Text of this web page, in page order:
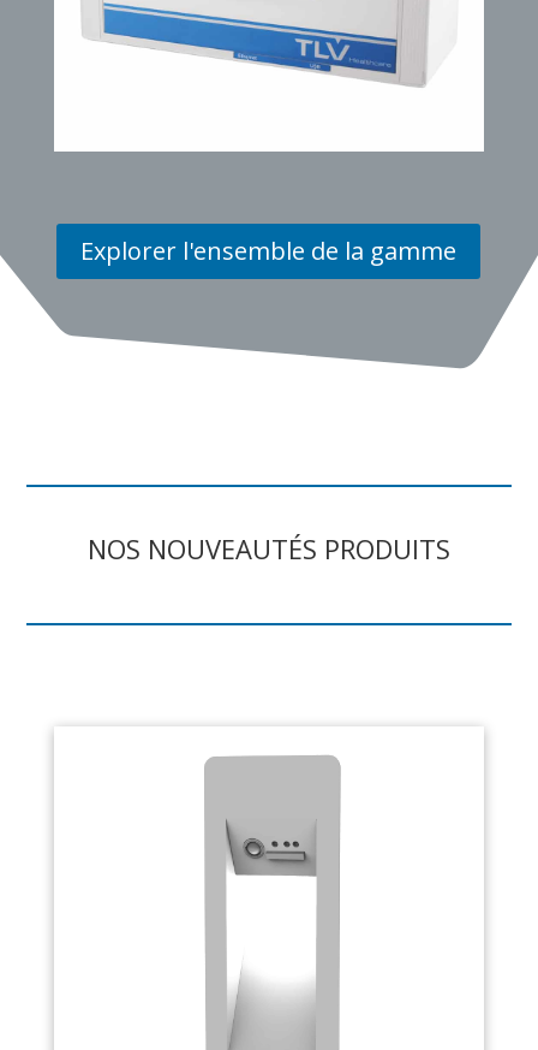
Explorer l'ensemble de la gamme
NOS NOUVEAUTÉS PRODUITS